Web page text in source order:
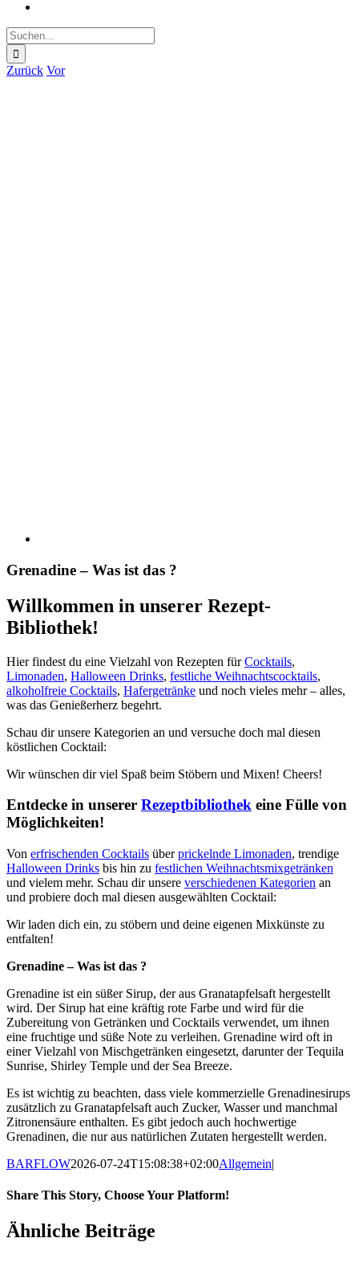
Suche
nach:
Zurück Vor
Grenadine – Was ist das ?
Willkommen in unserer Rezept-
Bibliothek!
Hier findest du eine Vielzahl von Rezepten fürCocktails,
Limonaden, Halloween Drinks, festliche Weihnachtscocktails,
alkoholfreie Cocktails, Hafergetränke und noch vieles mehr – alles,
was das Genießerherz begehrt.
Schau dir unsere Kategorien an und versuche doch mal diesen
köstlichen Cocktail:
Wir wünschen dir viel Spaß beim Stöbern und Mixen! Cheers!
Entdecke in unserer Rezeptbibliothek eine Fülle von
Möglichkeiten!
Von erfrischenden Cocktails überprickelnde Limonaden, trendige
Halloween Drinks bis hin zu festlichen Weihnachtsmixgetränken
und vielem mehr. Schau dir unsere verschiedenen Kategorien an
und probiere doch mal diesen ausgewählten Cocktail:
Wir laden dich ein, zu stöbern und deine eigenen Mixkünste zu
entfalten!
Grenadine – Was ist das ?
Grenadine ist ein süßer Sirup, der aus Granatapfelsaft hergestellt
wird. Der Sirup hat eine kräftig rote Farbe und wird für die
Zubereitung von Getränken und Cocktails verwendet, um ihnen
eine fruchtige und süße Note zu verleihen. Grenadine wird oft in
einer Vielzahl von Mischgetränken eingesetzt, darunter der Tequila
Sunrise, Shirley Temple und der Sea Breeze.
Es ist wichtig zu beachten, dass viele kommerzielle Grenadinesirups
zusätzlich zu Granatapfelsaft auch Zucker, Wasser und manchmal
Zitronensäure enthalten. Es gibt jedoch auch hochwertige
Grenadinen, die nur aus natürlichen Zutaten hergestellt werden.
BARFLOW2026-07-24T15:08:38+02:00Allgemein|
Share This Story, Choose Your Platform!
Ähnliche Beiträge